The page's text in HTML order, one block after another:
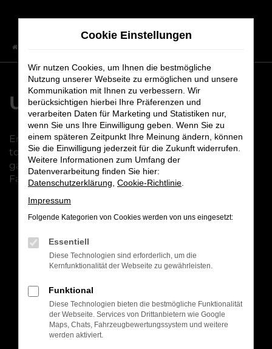
Zum
springen
Unser Fahrzeugbestand
Entdecken Sie unsere vielfältige Auswahl an
topgepflegten Fahrzeugen. Bei uns finden Sie
garantiert das passende Modell – Qualität und
Fahrspaß inklusive!
Fehler: Network Error
Beim Laden ist ein Fehler aufgetreten.
Hier sind ein paar Tipps, die dir helfen können:
Überprüfe deine Firewall und deine
Internetverbindung.
Laden andere Webseiten, zum Beispiel
deine Suchmaschine?
Cookie Einstellungen
Wir nutzen Cookies, um Ihnen die bestmögliche
Nutzung unserer Webseite zu ermöglichen und unsere
Kommunikation mit Ihnen zu verbessern. Wir
berücksichtigen hierbei Ihre Präferenzen und
verarbeiten Daten für Marketing und Statistiken nur,
wenn Sie uns Ihre Einwilligung geben. Wenn Sie zu
einem späteren Zeitpunkt Ihre Meinung ändern, können
Sie die Einwilligung jederzeit für die Zukunft widerrufen.
Weitere Informationen zum Umfang der
Datenverarbeitung finden Sie hier:
Datenschutzerklärung Cookie-Richtlinie
Impressum
Folgende Kategorien von Cookies werden von uns eingesetzt:
Essentiell
Diese Technologien sind erforderlich, um die
Kernfunktionalität der Webseite zu gewährleisten.
Funktional
Diese Technologien bieten die bestmögliche Funktionalität
der Webseite. Services von Drittanbietern wie Google
Maps, Chats, Fahrzeugbewertungssystem und weitere
werden aktiviert.